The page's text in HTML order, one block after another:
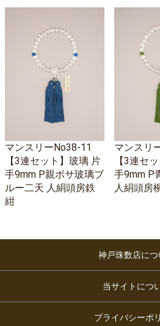
マンスリーNo38-11
【3連セット】玻璃 片
手9mm P親ボサ玻璃ブ
ルー二天 人絹頭房鉄
紺
マンスリ
【3連セ
手9mm P
人絹頭房
神戸珠数店につ
当サイトにつ
プライバシーポ